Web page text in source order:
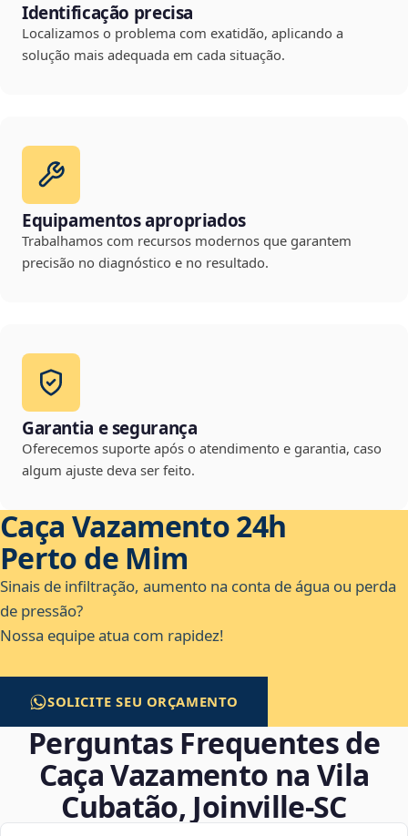
Identificação precisa
Localizamos o problema com exatidão, aplicando a
solução mais adequada em cada situação.
Equipamentos apropriados
Trabalhamos com recursos modernos que garantem
precisão no diagnóstico e no resultado.
Garantia e segurança
Oferecemos suporte após o atendimento e garantia, caso
algum ajuste deva ser feito.
Caça Vazamento 24h
Perto de Mim
Sinais de infiltração, aumento na conta de água ou perda
de pressão?
Nossa equipe atua com rapidez!
SOLICITE SEU ORÇAMENTO
Perguntas Frequentes de
Caça Vazamento na Vila
Cubatão, Joinville‑SC